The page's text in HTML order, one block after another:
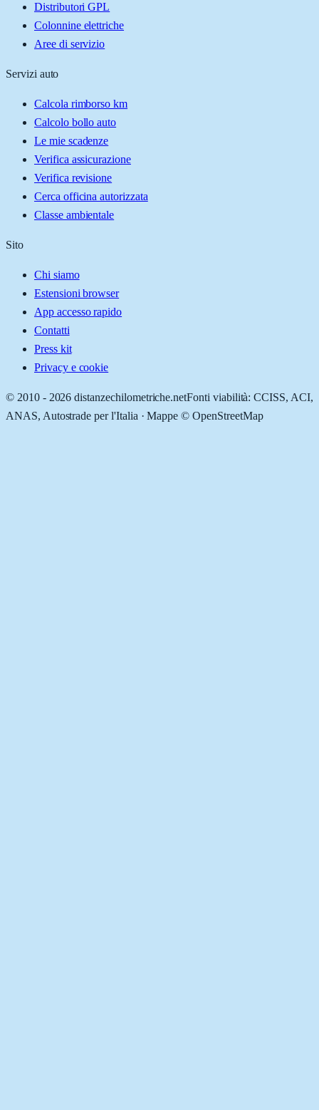
Distributori GPL
Colonnine elettriche
Aree di servizio
Servizi auto
Calcola rimborso km
Calcolo bollo auto
Le mie scadenze
Verifica assicurazione
Verifica revisione
Cerca officina autorizzata
Classe ambientale
Sito
Chi siamo
Estensioni browser
App accesso rapido
Contatti
Press kit
Privacy e cookie
© 2010 - 2026 distanzechilometriche.netFonti viabilità: CCISS, ACI,
ANAS, Autostrade per l'Italia · Mappe © OpenStreetMap